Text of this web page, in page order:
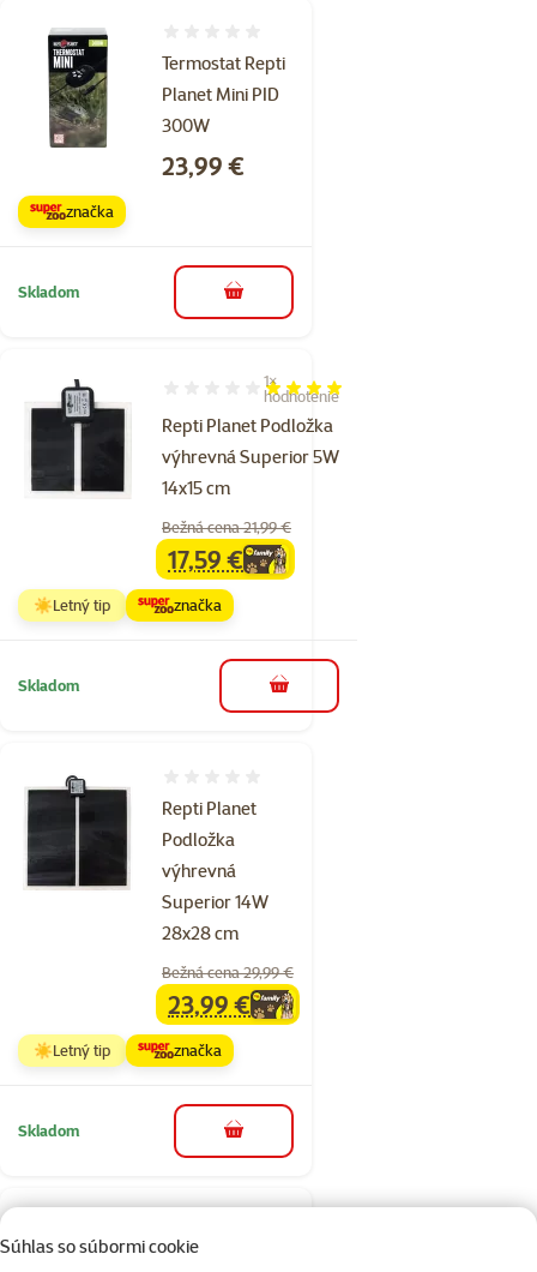
Súhlas so súbormi cookie
Termostat Repti
Planet Mini PID
300W
Cena
23,99 €
značka
Skladom do košíka
Repti Planet Podložka
výhrevná Superior 5W
14x15 cm
Hodnotenie 80%, počet hodnotení: 1
1×
hodnotenie
Bežná cena 21,99 €
familycena
17,59 €
☀️Letný tip značka
Skladom do košíka
Repti Planet
Podložka
výhrevná
Superior 14W
28x28 cm
Bežná cena 29,99 €
familycena
23,99 €
☀️Letný tip značka
Skladom do košíka
Repti Planet